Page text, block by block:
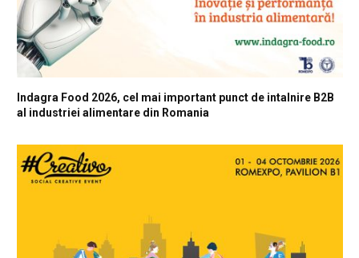
Indagra Food 2026, cel mai important punct de intalnire B2B
al industriei alimentare din Romania